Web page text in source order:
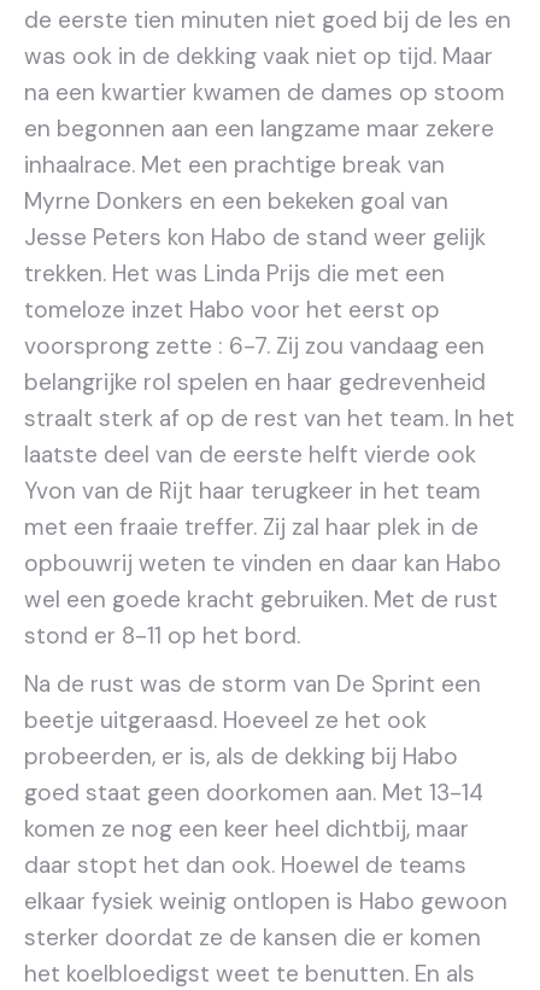
de eerste tien minuten niet goed bij de les en
was ook in de dekking vaak niet op tijd. Maar
na een kwartier kwamen de dames op stoom
en begonnen aan een langzame maar zekere
inhaalrace. Met een prachtige break van
Myrne Donkers en een bekeken goal van
Jesse Peters kon Habo de stand weer gelijk
trekken. Het was Linda Prijs die met een
tomeloze inzet Habo voor het eerst op
voorsprong zette : 6-7. Zij zou vandaag een
belangrijke rol spelen en haar gedrevenheid
straalt sterk af op de rest van het team. In het
laatste deel van de eerste helft vierde ook
Yvon van de Rijt haar terugkeer in het team
met een fraaie treffer. Zij zal haar plek in de
opbouwrij weten te vinden en daar kan Habo
wel een goede kracht gebruiken. Met de rust
stond er 8-11 op het bord.
Na de rust was de storm van De Sprint een
beetje uitgeraasd. Hoeveel ze het ook
probeerden, er is, als de dekking bij Habo
goed staat geen doorkomen aan. Met 13-14
komen ze nog een keer heel dichtbij, maar
daar stopt het dan ook. Hoewel de teams
elkaar fysiek weinig ontlopen is Habo gewoon
sterker doordat ze de kansen die er komen
het koelbloedigst weet te benutten. En als